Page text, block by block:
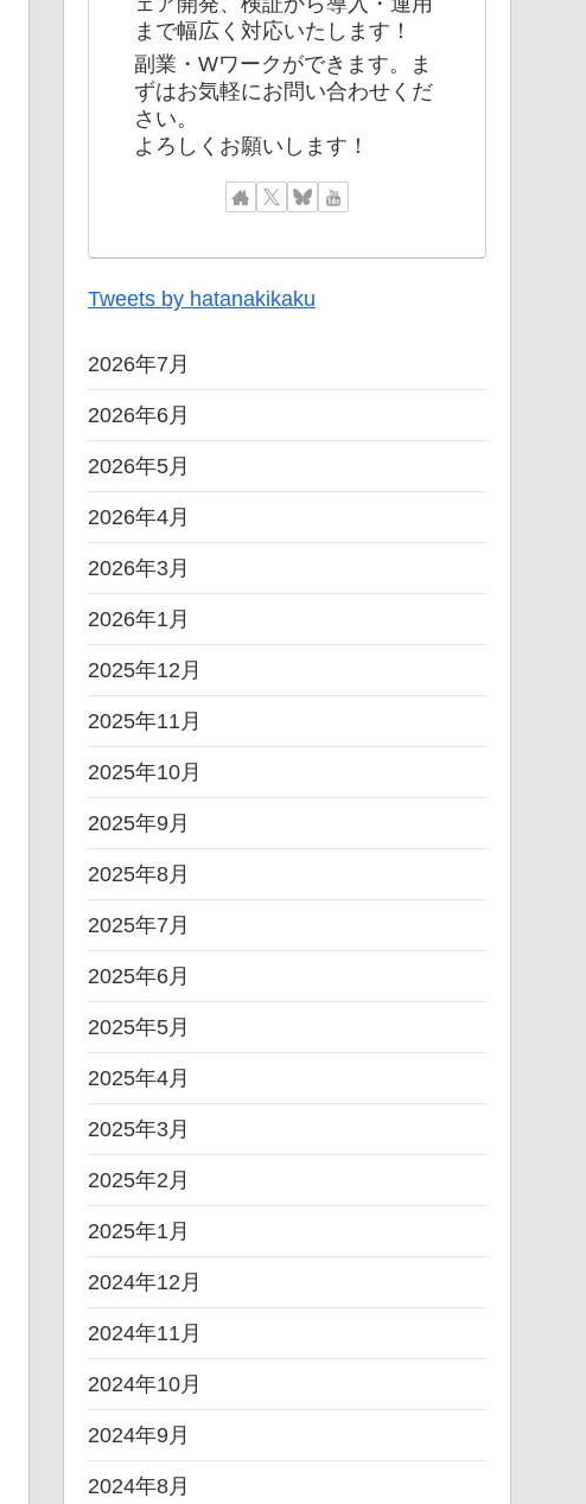
まで幅広く対応いたします！
副業・Wワークができます。ま
ずはお気軽にお問い合わせくだ
さい。
よろしくお願いします！
Tweets by hatanakikaku
2026年7月
2026年6月
2026年5月
2026年4月
2026年3月
2026年1月
2025年12月
2025年11月
2025年10月
2025年9月
2025年8月
2025年7月
2025年6月
2025年5月
2025年4月
2025年3月
2025年2月
2025年1月
2024年12月
2024年11月
2024年10月
2024年9月
2024年8月